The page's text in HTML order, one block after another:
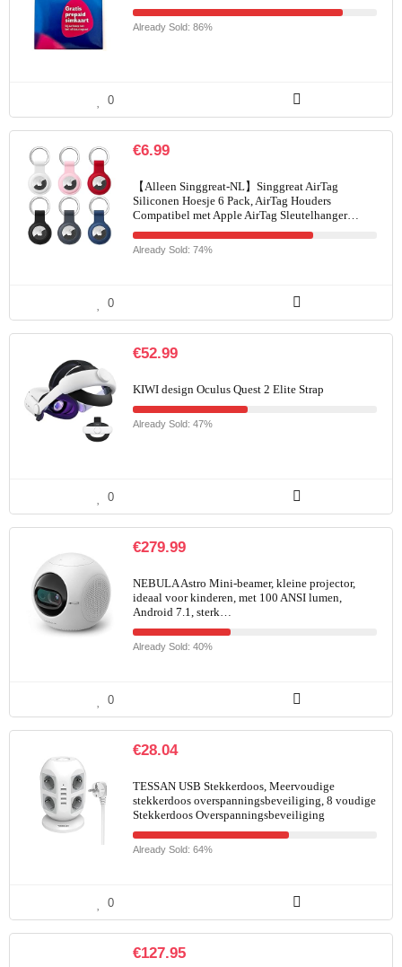
Already Sold: 86%
0
€6.99
【Alleen Singgreat-NL】Singgreat AirTag
Siliconen Hoesje 6 Pack, AirTag Houders
Compatibel met Apple AirTag Sleutelhanger…
Already Sold: 74%
0
€52.99
KIWI design Oculus Quest 2 Elite Strap
Already Sold: 47%
0
€279.99
NEBULA Astro Mini-beamer, kleine projector,
ideaal voor kinderen, met 100 ANSI lumen,
Android 7.1, sterk…
Already Sold: 40%
0
€28.04
TESSAN USB Stekkerdoos, Meervoudige
stekkerdoos overspanningsbeveiliging, 8 voudige
Stekkerdoos Overspanningsbeveiliging
Already Sold: 64%
0
€127.95